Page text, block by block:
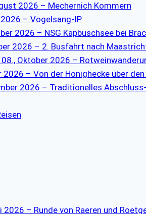
2026 – Mechernich Kommern
– Vogelsang-IP
2026 – NSG Kapbuschsee bei
2026 – 2. Busfahrt nach
Oktober 2026 –
– Von der Honighecke über den
2026 – Traditionelles
2026 – Runde von Raeren und